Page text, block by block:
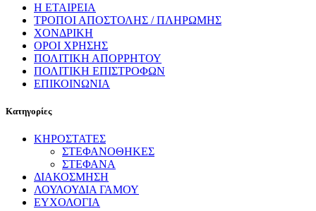
Η ΕΤΑΙΡΕΙΑ
ΤΡΟΠΟΙ ΑΠΟΣΤΟΛΗΣ / ΠΛΗΡΩΜΗΣ
ΧΟΝΔΡΙΚΗ
ΟΡΟΙ ΧΡΗΣΗΣ
ΠΟΛΙΤΙΚΗ ΑΠΟΡΡΗΤΟΥ
ΠΟΛΙΤΙΚΗ ΕΠΙΣΤΡΟΦΩΝ
ΕΠΙΚΟΙΝΩΝΙΑ
Κατηγορίες
ΚΗΡΟΣΤΑΤΕΣ
ΣΤΕΦΑΝΟΘΗΚΕΣ
ΣΤΕΦΑΝΑ
ΔΙΑΚΟΣΜΗΣΗ
ΛΟΥΛΟΥΔΙΑ ΓΑΜΟΥ
ΕΥΧΟΛΟΓΙΑ